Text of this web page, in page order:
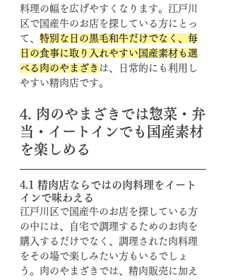
料理の幅を広げやすくなります。江戸川
区で国産牛のお店を探している方にとっ
て、 特別な日の黒毛和牛だけでなく、毎
日の食事に取り入れやすい国産素材も選
べる肉のやまざき は、日常的にも利用し
やすい精肉店です。
4. 肉のやまざきでは惣菜・弁
当・イートインでも国産素材
を楽しめる
4.1 精肉店ならではの肉料理をイート
インで味わえる
江戸川区で国産牛のお店を探している方
の中には、自宅で調理するためのお肉を
購入するだけでなく、調理された肉料理
をその場で楽しみたい方もいるでしょ
う。肉のやまざきでは、精肉販売に加え